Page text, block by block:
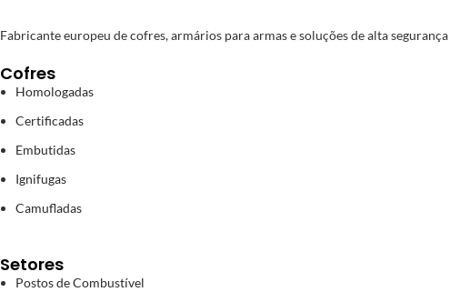
Fabricante europeu de cofres, armários para armas e soluções de alta
Cofres
Homologadas
Certificadas
Embutidas
Ignifugas
Camufladas
Setores
Postos de Combustível